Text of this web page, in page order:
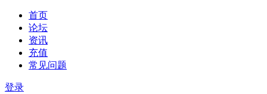
首页
论坛
资讯
充值
常见问题
登录